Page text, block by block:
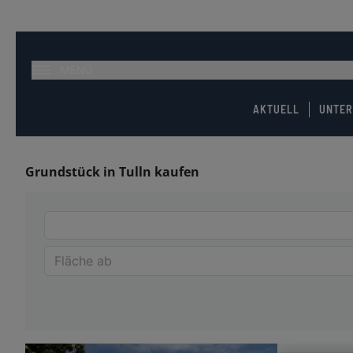
AKTUELL
Grundstück in Tulln kaufen